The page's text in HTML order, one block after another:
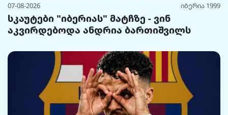
07-08-2026 იბერია 1999
სკაუტები "იბერიას" მატჩზე - ვინ
აკვირდებოდა ანდრია ბართიშვილს